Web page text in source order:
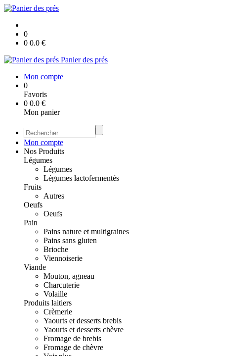
0
0 0.0 €
Panier des prés
Mon compte
0
Favoris
0 0.0 €
Mon panier
Mon compte
Nos Produits
Légumes
Légumes
Légumes lactofermentés
Fruits
Autres
Oeufs
Oeufs
Pain
Pains nature et multigraines
Pains sans gluten
Brioche
Viennoiserie
Viande
Mouton, agneau
Charcuterie
Volaille
Produits laitiers
Crèmerie
Yaourts et desserts brebis
Yaourts et desserts chèvre
Fromage de brebis
Fromage de chèvre